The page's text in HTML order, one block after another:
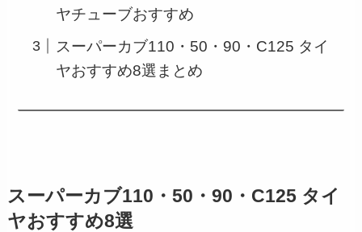
ヤチューブおすすめ
スーパーカブ110・50・90・C125 タイ
ヤおすすめ8選まとめ
スーパーカブ110・50・90・C125 タイ
ヤおすすめ8選